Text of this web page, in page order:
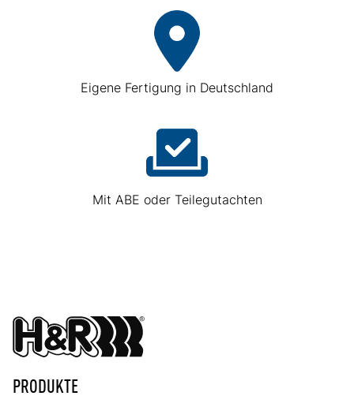
Eigene Fertigung in Deutschland
Mit ABE oder Teilegutachten
PRODUKTE